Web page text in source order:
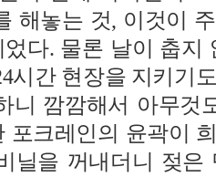
해놓는 것, 이것이
다. 물론 날이 춥지
시간 현장을 지키기
니 깜깜해서 아무것
포크레인의 윤곽이
닐을 꺼내더니 젖은